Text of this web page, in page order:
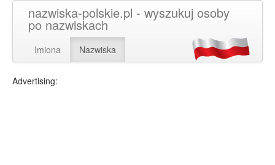
nazwiska-polskie.pl - wyszukuj osoby
po nazwiskach
Imiona Nazwiska
Advertising: